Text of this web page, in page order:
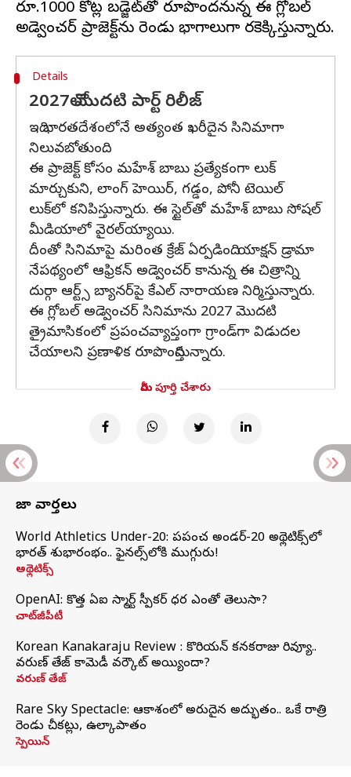
రూ.1000 కోట్ల బడ్జెట్‌తో రూపొందనున్న ఈ గ్లోబల్
Details
2027లో మొదటి పార్ట్ రిలీజ్
ఇది భారతదేశంలోనే అత్యంత ఖరీదైన సినిమాగా
నిలువబోతుంది.
ఈ ప్రాజెక్ట్ కోసం మహేశ్ బాబు ప్రత్యేకంగా లుక్
మార్చుకుని, లాంగ్ హెయిర్‌, గడ్డం, పోనీ టెయిల్‌
లుక్‌లో కనిపిస్తున్నారు. ఈ స్టైల్‌తో మహేశ్ బాబు సోషల్
మీడియాలో వైరల్‌య్యాయి.
దీంతో సినిమాపై మరింత క్రేజ్ ఏర్పడింది. యాక్షన్ డ్రామా
నేపథ్యంలో ఆఫ్రికన్ అడ్వెంచర్ కానున్న ఈ చిత్రాన్ని
దుర్గా ఆర్ట్స్ బ్యానర్‌పై కేఎల్ నారాయణ నిర్మిస్తున్నారు.
ఈ గ్లోబల్ అడ్వెంచర్ సినిమాను 2027 మొదటి
త్రైమాసికంలో ప్రపంచవ్యాప్తంగా గ్రాండ్‌గా విడుదల
చేయాలని ప్రణాళిక రూపొందిస్తున్నారు.
మీరు పూర్తి చేశారు
తాజా వార్తలు
World Athletics Under-20: ప్రపంచ అండర్-20 అథ్లెటిక్స్‌లో
భారత్‌ శుభారంభం.. ఫైనల్స్‌లోకి ముగ్గురు!
అథ్లెటిక్స్
OpenAI: కొత్త ఏఐ స్మార్ట్ స్పీకర్ ధర ఎంతో తెలుసా?
చాట్‌జీపీటీ
Korean Kanakaraju Review : కొరియన్ కనకరాజు రివ్యూ..
వరుణ్ తేజ్ కామెడీ వర్కౌట్ అయ్యిందా?
వరుణ్ తేజ్
Rare Sky Spectacle: ఆకాశంలో అరుదైన అద్భుతం.. ఒకే రాత్రి
రెండు చీకట్లు, ఉల్కాపాతం
స్పెయిన్